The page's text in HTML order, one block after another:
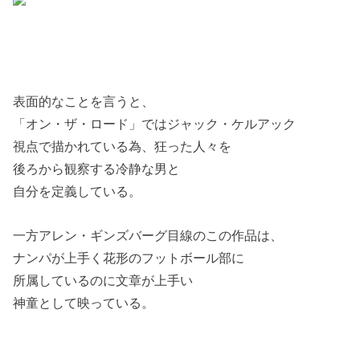
表面的なことを言うと、
「オン・ザ・ロード」ではジャック・ケルアック
視点で描かれている為、狂った人々を
後ろから観察する冷静な男と
自分を定義している。
一方アレン・ギンズバーグ目線のこの作品は、
ナンパが上手く花形のフットボール部に
所属しているのに文章が上手い
神童として映っている。